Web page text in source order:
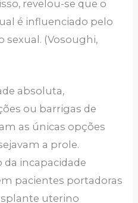
revelou-se que o
é influenciado pelo
(Vosoughi,
absoluta,
ou barrigas de
as únicas opções
a prole.
incapacidade
pacientes portadoras
uterino